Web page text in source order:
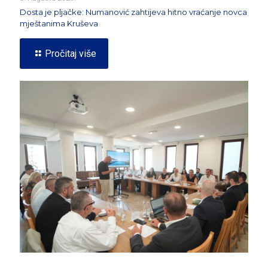
Dosta je pljačke: Numanović zahtijeva hitno vraćanje novca
mještanima Kruševa
Pročitaj više